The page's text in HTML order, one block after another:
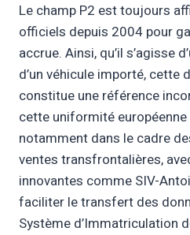
Le champ P2 est toujours
officiels depuis 2004 pour
accrue. Ainsi, qu’il s’agisse
d’un véhicule importé, cette
constitue une référence
cette uniformité
notamment dans le cadre
ventes transfrontalières,
innovantes comme SIV-
faciliter le transfert des
Système d’Immatriculation